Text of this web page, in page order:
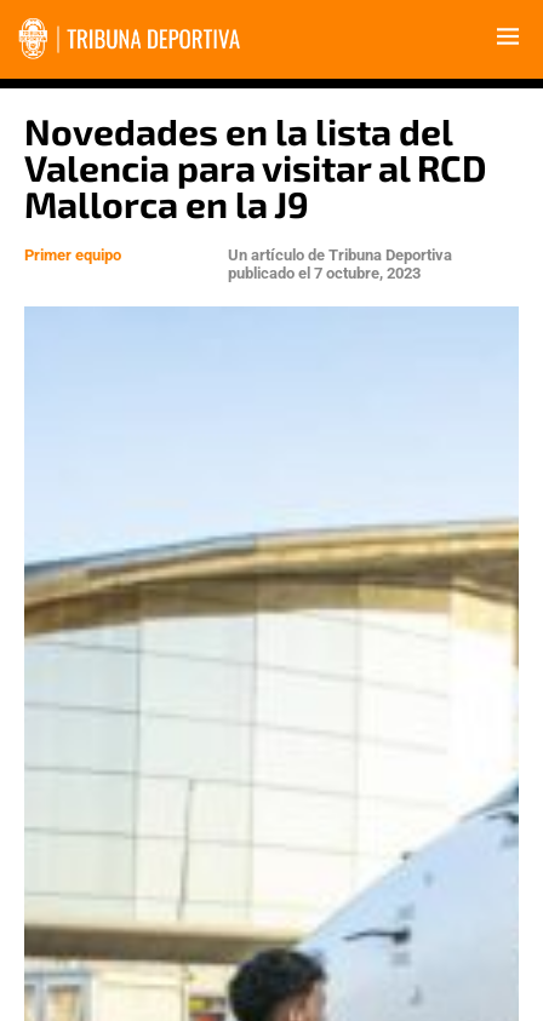
Novedades en la lista del
Valencia para visitar al RCD
Mallorca en la J9
Primer equipo Un artículo de Tribuna Deportiva
publicado el 7 octubre, 2023